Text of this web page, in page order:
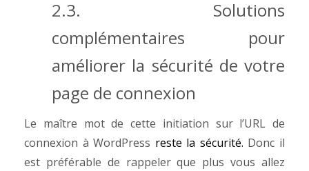
2.3. Solutions
complémentaires pour
améliorer la sécurité de votre
page de connexion
Le maître mot de cette initiation sur l’URL de
connexion à WordPress reste la sécurité. Donc il
est préférable de rappeler que plus vous allez